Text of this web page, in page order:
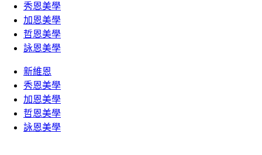
秀恩美學
加恩美學
哲恩美學
詠恩美學
新維恩
秀恩美學
加恩美學
哲恩美學
詠恩美學